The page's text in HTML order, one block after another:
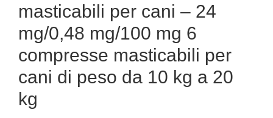
masticabili per cani – 24
mg/0,48 mg/100 mg 6
compresse masticabili per
cani di peso da 10 kg a 20
kg